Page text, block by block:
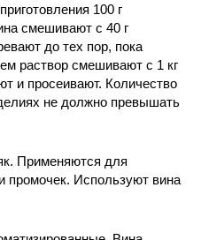
100 г
смешивают с 40 г
до тех пор, пока
раствор смешивают с 1 кг
и просеивают. Количество
не должно превышать
Применяются для
промочек. Используют вина